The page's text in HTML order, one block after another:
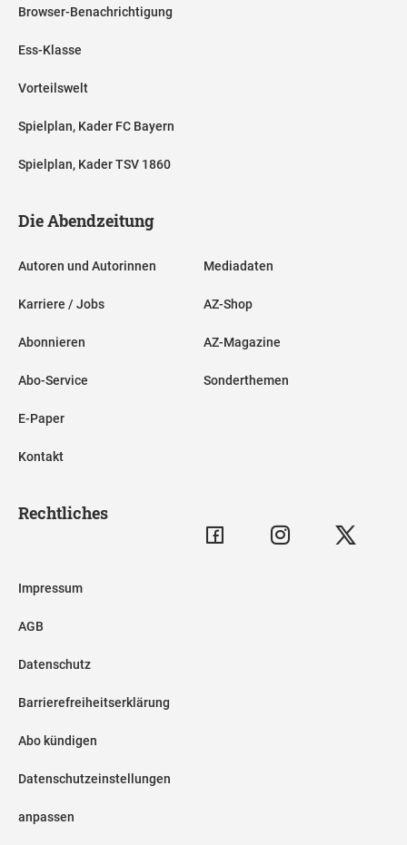
Browser-Benachrichtigung
Ess-Klasse
Vorteilswelt
Spielplan, Kader FC Bayern
Spielplan, Kader TSV 1860
Die Abendzeitung
Autoren und Autorinnen
Karriere / Jobs
Abonnieren
Abo-Service
E-Paper
Kontakt
Mediadaten
AZ-Shop
AZ-Magazine
Sonderthemen
Rechtliches
Impressum
AGB
Datenschutz
Barrierefreiheitserklärung
Abo kündigen
Datenschutzeinstellungen
anpassen